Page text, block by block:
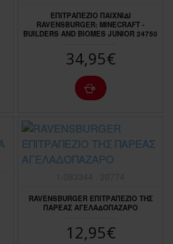
ΕΠΙΤΡΑΠΕΖΙΟ ΠΑΙΧΝΙΔΙ
RAVENSBURGER: MINECRAFT -
BUILDERS AND BIOMES JUNIOR 24750
34,95€
RAVENSBURGER ΕΠΙΤΡΑΠΕΖΙΟ ΤΗΣ
ΠΑΡΕΑΣ ΑΓΕΛΑΔΟΠΑΖΑΡΟ
12,95€